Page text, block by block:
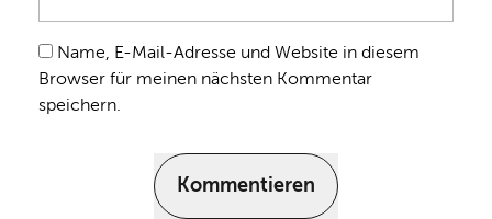
Name, E-Mail-Adresse und Website in diesem
Browser für meinen nächsten Kommentar
speichern.
Kommentieren